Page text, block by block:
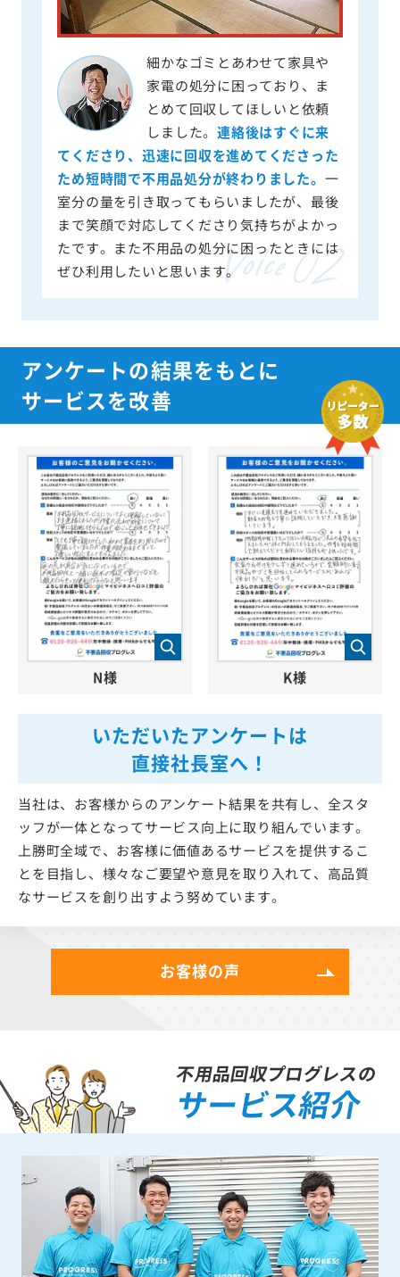
細かなゴミとあわせて家具や
家電の処分に困っており、ま
とめて回収してほしいと依頼
しました。連絡後はすぐに来
てくださり、迅速に回収を進めてくださった
ため短時間で不用品処分が終わりました。 一
室分の量を引き取ってもらいましたが、最後
まで笑顔で対応してくださり気持ちがよかっ
たです。また不用品の処分に困ったときには
ぜひ利用したいと思います。
アンケートの結果をもとに
サービスを改善
いただいたアンケートは
直接社長室へ！
当社は、お客様からのアンケート結果を共有し、全スタ
ッフが一体となってサービス向上に取り組んでいます。
上勝町全域で、お客様に価値あるサービスを提供するこ
とを目指し、様々なご要望や意見を取り入れて、高品質
なサービスを創り出すよう努めています。
N様 K様
お客様の声
不用品回収プログレスの
サービス紹介